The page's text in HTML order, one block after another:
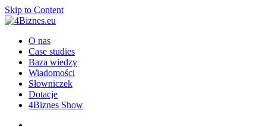
Skip to Content
O nas
Case studies
Baza wiedzy
Wiadomości
Słowniczek
Dotacje
4Biznes Show